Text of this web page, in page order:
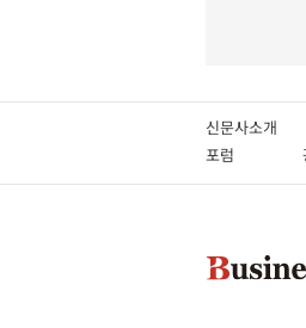
신문사소개
포럼